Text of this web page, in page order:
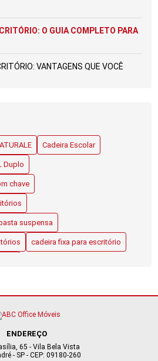
DO ARAMÁRIO BAIXO NATURAL
Cadeira Escolar
Duplo
chave
suspensa
cadeira fixa para escritório
mesas para escritórios
móveis com gaveta para recepção
de aço escritórios
ENDEREÇO
65 - Vila Bela Vista
- SP - CEP: 09180-260